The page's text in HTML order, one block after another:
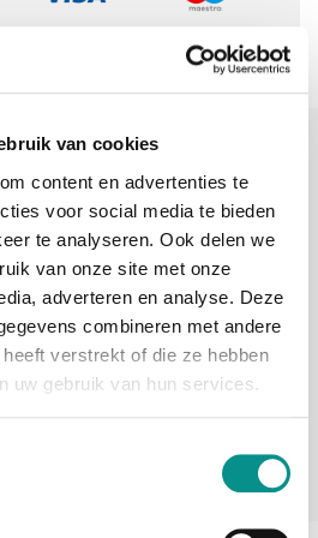
van cookies
content en advertenties te
voor social media te bieden
te analyseren. Ook delen we
van onze site met onze
adverteren en analyse. Deze
combineren met andere
verstrekt of die ze hebben
uw gebruik van hun services.
specialist
in huis
beoordelingen